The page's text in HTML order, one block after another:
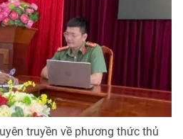
truyền về phương thức thủ